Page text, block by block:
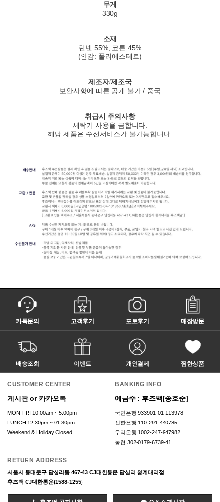
무게
330g
소재
린넨 55%, 코튼 45%
(안감: 폴리에스테르)
제조자/제조국
보안사항에 따른 공개 불가 / 중국
취급시 주의사항
세탁기 사용을 금합니다.
해당 제품은 수선서비스가 불가능합니다.
카톡문의 고객후기 포토후기 매장방문
배송조회 이벤트 개인결제 찜한상품
CUSTOMER CENTER
게시판 or 카카오톡
MON-FRI 10:00am ~ 5:00pm
LUNCH 12:30pm ~ 01:30pm
Weekend & Holiday Closed
BANKING INFO
예금주 : 후즈백[송호준]
국민은행 933901-01-113978
신한은행 110-291-440785
우리은행 1002-247-947982
농협 302-0179-6739-41
RETURN ADDRESS
서울시 동대문구 답십리동 467-43 CJ대한통운 답십리 청계대리점
후즈백 CJ대한통운(1588-1255)